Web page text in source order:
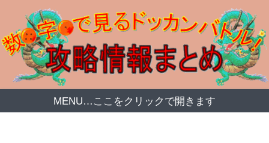
MENU…ここをクリックで開きます